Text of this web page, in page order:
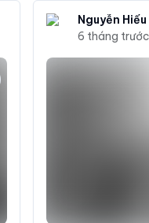
Nguyễn Hiếu
6 tháng trước